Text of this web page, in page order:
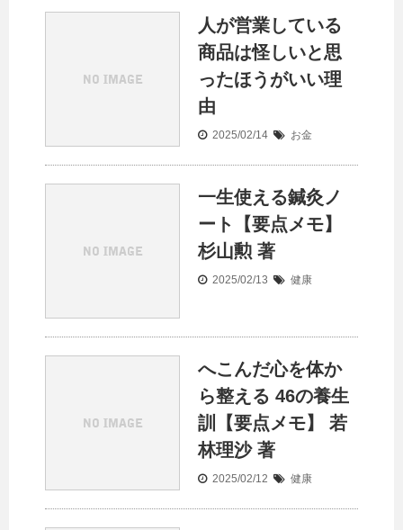
人が営業している
商品は怪しいと思
ったほうがいい理
由
2025/02/14 お金
一生使える鍼灸ノ
ート【要点メモ】
杉山勲 著
2025/02/13 健康
へこんだ心を体か
ら整える 46の養生
訓【要点メモ】 若
林理沙 著
2025/02/12 健康